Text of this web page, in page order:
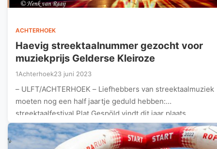
ACHTERHOEK
Haevig streektaalnummer gezocht voor
muziekprijs Gelderse Kleiroze
1Achterhoek23 juni 2023
– ULFT/ACHTERHOEK – Liefhebbers van streektaalmuziek
moeten nog een half jaartje geduld hebben:
streektaalfestival Plat Gespöld vindt dit jaar plaats…